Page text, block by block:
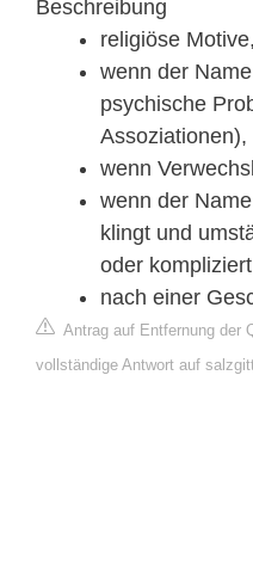
Beschreibung
religiöse Motive,
wenn der
psychische
Assoziationen),
wenn
wenn der
klingt und
oder
nach einer
Antrag auf Entfernung der
vollständige Antwort auf